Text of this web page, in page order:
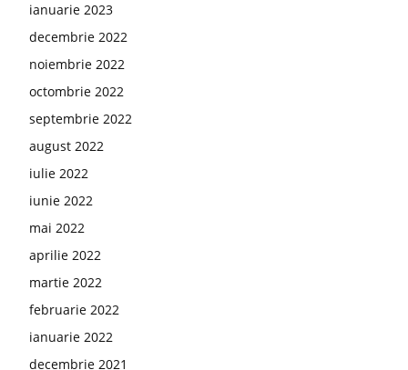
ianuarie 2023
decembrie 2022
noiembrie 2022
octombrie 2022
septembrie 2022
august 2022
iulie 2022
iunie 2022
mai 2022
aprilie 2022
martie 2022
februarie 2022
ianuarie 2022
decembrie 2021